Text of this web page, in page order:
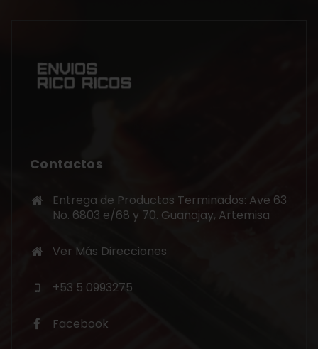
Contactos
Entrega de Productos Terminados: Ave 63
No. 6803 e/68 y 70. Guanajay, Artemisa
Ver Más Direcciones
+53 5 0993275
Facebook